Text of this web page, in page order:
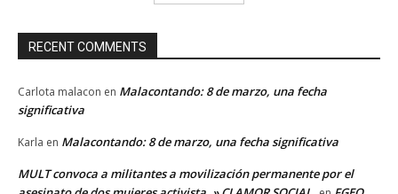
RECENT COMMENTS
Carlota malacon en Malacontando: 8 de marzo, una fecha
significativa
Karla en Malacontando: 8 de marzo, una fecha significativa
MULT convoca a militantes a movilización permanente por el